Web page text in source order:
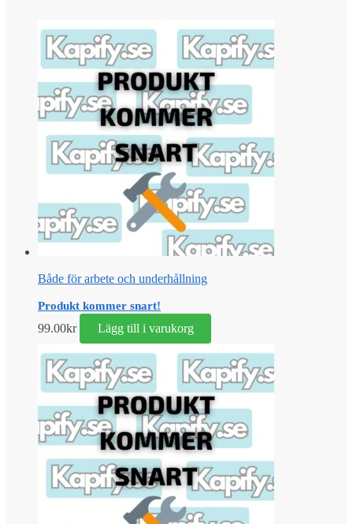
Både för arbete och underhållning
Produkt kommer snart!
99.00kr Lägg till i varukorg